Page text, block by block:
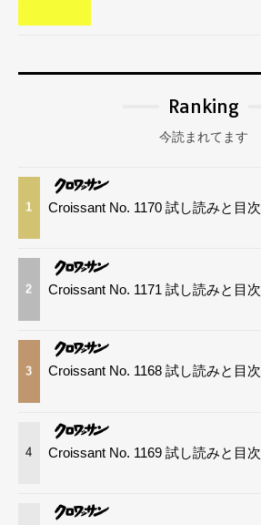
Ranking
今読まれてます
1 Croissant No. 1170 試し読みと目次
2 Croissant No. 1171 試し読みと目次
3 Croissant No. 1168 試し読みと目次
4 Croissant No. 1169 試し読みと目次